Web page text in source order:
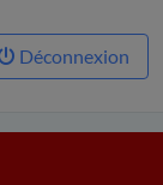
Déconnexion